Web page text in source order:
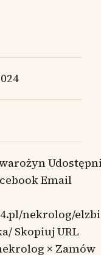
Email
nekrolog/
Skopiuj URL
× Zamów